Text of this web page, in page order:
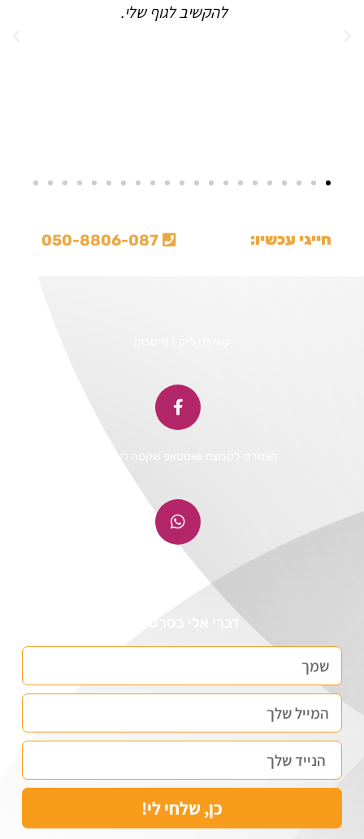
בשבילי פשוט משנה חיים!!!
חייגי עכשיו: 
050-8806-087
הצטרפי לקבוצת וואטסאפ שקטה לעדכונים
כן, שלחי לי!